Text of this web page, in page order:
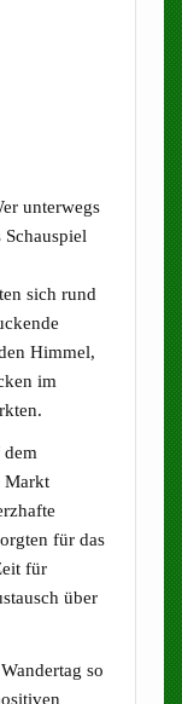
unterwegs
sich rund
Himmel,
im
Markt
für das
für
über
so